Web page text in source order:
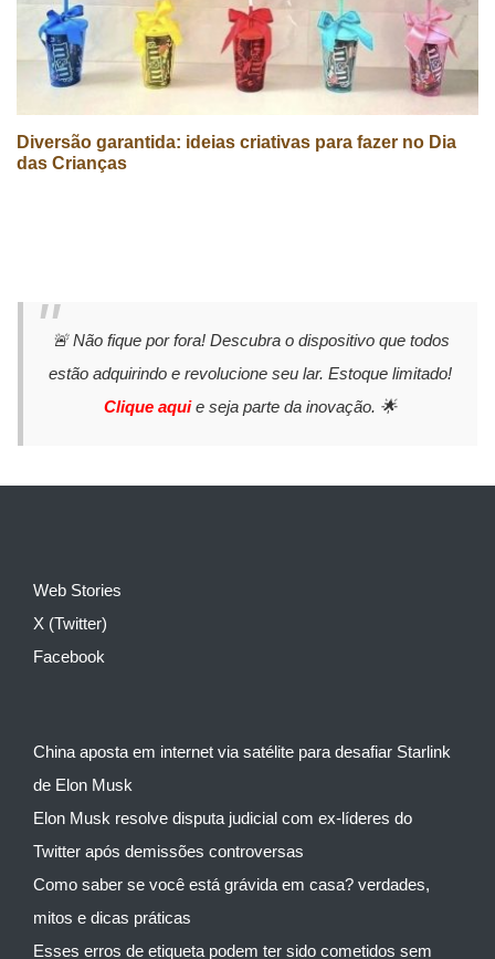
Diversão garantida: ideias criativas para fazer no Dia
das Crianças
🚨 Não fique por fora! Descubra o dispositivo que todos
estão adquirindo e revolucione seu lar. Estoque limitado!
Clique aquie seja parte da inovação. 🌟
Web Stories
X (Twitter)
Facebook
China aposta em internet via satélite para desafiar Starlink
de Elon Musk
Elon Musk resolve disputa judicial com ex-líderes do
Twitter após demissões controversas
Como saber se você está grávida em casa? verdades,
mitos e dicas práticas
Esses erros de etiqueta podem ter sido cometidos sem